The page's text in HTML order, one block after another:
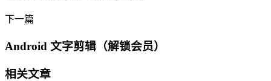
下一篇
Android 文字剪辑（解锁会员）
相关文章